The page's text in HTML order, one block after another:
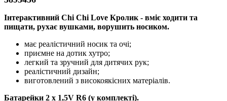
Інтерактивний Chi Chi Love Кролик - вміє ходити та
пищати, рухає вушками, ворушить носиком.
має реалістичний носик та очі;
приємне на дотик хутро;
легкий та зручний для дитячих рук;
реалістичний дизайн;
виготовлений з високоякісних матеріалів.
Батарейки 2 х 1,5V R6 (у комплекті).